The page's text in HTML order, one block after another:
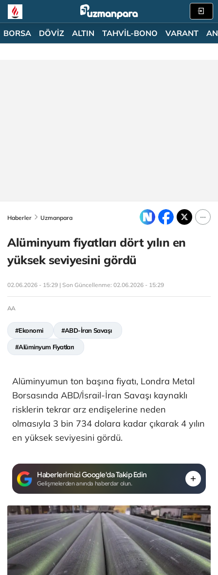
BORSA DÖVİZ ALTIN TAHVİL-BONO VARANT
Haberler Uzmanpara
Alüminyum fiyatları dört yılın en
yüksek seviyesini gördü
02.06.2026 - 15:29 | Son Güncellenme: 02.06.2026 - 15:29
AA
#Ekonomi #ABD-İran Savaşı
#Alüminyum Fiyatları
Alüminyumun ton başına fiyatı, Londra Metal
Borsasında ABD/İsrail-İran Savaşı kaynaklı
risklerin tekrar arz endişelerine neden
olmasıyla 3 bin 734 dolara kadar çıkarak 4 yılın
en yüksek seviyesini gördü.
Haberlerimizi Google'da Takip Edin
Gelişmelerden anında haberdar olun.